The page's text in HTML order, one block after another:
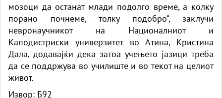
мозоци да останат млади подолго време, а колку
порано почнеме, толку подобро“, заклучи
невронаучникот на Националниот и
Каподистриски универзитет во Атина, Кристина
Дала, додавајќи дека затоа учењето јазици треба
да се поддржува во училиште и во текот на целиот
живот.
Извор: Б92